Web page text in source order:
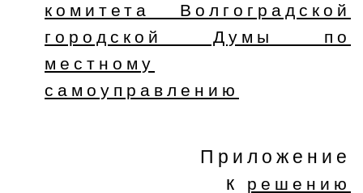
комитета Волгоградской
городской Думы по
местному
самоуправлению
Приложение
к решению